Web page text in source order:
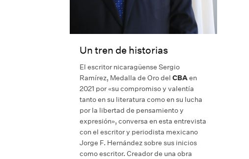
Un tren de historias
El escritor nicaragüense Sergio
Ramírez, Medalla de Oro del CBAen
2021 por «su compromiso y valentía
tanto en su literatura como en su lucha
por la libertad de pensamiento y
expresión», conversa en esta entrevista
con el escritor y periodista mexicano
Jorge F. Hernández sobre sus inicios
como escritor. Creador de una obra